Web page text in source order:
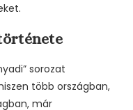
sorozat
több országban,
már